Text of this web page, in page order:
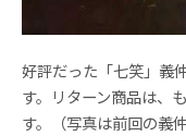
好評だった「七笑」義
す。リターン商品は、
す。（写真は前回の義